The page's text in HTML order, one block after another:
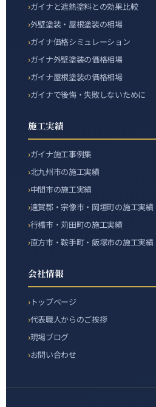
ガイナと遮熱塗料との効果比較
外壁塗装・屋根塗装の相場
ガイナ価格シミュレーション
ガイナ外壁塗装の価格相場
ガイナ屋根塗装の価格相場
ガイナで後悔・失敗しないために
施工実績
ガイナ施工事例集
北九州市の施工実績
中間市の施工実績
遠賀郡・宗像市・岡垣町の施工実績
行橋市・苅田町の施工実績
直方市・鞍手町・飯塚市の施工実績
会社情報
トップページ
代表職人からのご挨拶
現場ブログ
お問い合わせ